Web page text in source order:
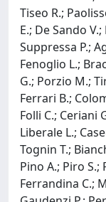
Tiseo R.;
E.; De Sando
Suppressa P.;
Fenoglio L.;
G.; Porzio M.;
Ferrari B.;
Folli C.; Ceriani
Liberale L.;
Tognin T.;
Pino A.; Piro S.;
Ferrandina C.;